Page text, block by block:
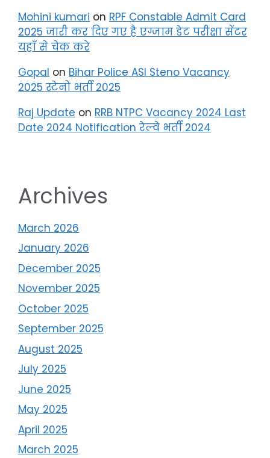
Mohini kumari on RPF Constable Admit Card
2025 जारी कर दिए गए है एग्जाम डेट परीक्षा सेंटर
यहाँ से चेक करे
Gopal on Bihar Police ASI Steno Vacancy
2025 स्टेनो भर्ती 2025
Raj Update on RRB NTPC Vacancy 2024 Last
Date 2024 Notification रेल्वे भर्ती 2024
Archives
March 2026
January 2026
December 2025
November 2025
October 2025
September 2025
August 2025
July 2025
June 2025
May 2025
April 2025
March 2025